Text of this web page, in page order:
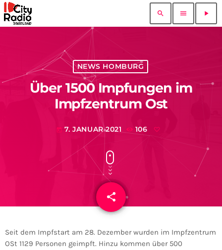
search menu play_arrow
NEWS HOMBURG
Über 1500 Impfungen im
Impfzentrum Ost
today 7. JANUAR 2021 106
share
email
Seit dem Impfstart am 28. Dezember wurden im Impfzentrum
OSt 1129 Personen geimpft. Hinzu kommen über 500